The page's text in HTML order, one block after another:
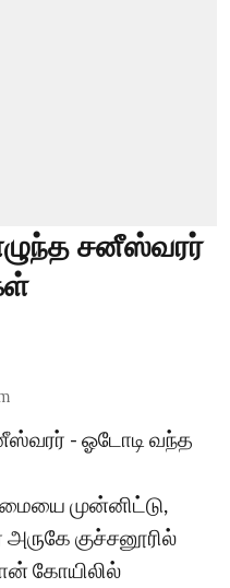
சனீஸ்வரர்
- ஓடோடி வந்த
முன்னிட்டு,
குச்சனூரில்
கோயிலில்